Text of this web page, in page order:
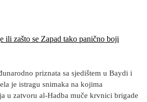
priznata sa sjedištem u Baydi i
je istragu snimaka na kojima
u zatvoru al-Hadba muče krvnici brigade